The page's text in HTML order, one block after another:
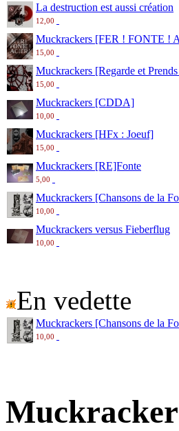
La destruction est aussi création
12,00
Muckrackers [FER ! FONTE !
15,00
Muckrackers [Regarde et
15,00
Muckrackers [CDDA]
10,00
Muckrackers [HFx : Joeuf]
15,00
Muckrackers [RE]Fonte
5,00
Muckrackers [Chansons de la
10,00
Muckrackers versus Fieberflug
10,00
En vedette
Muckrackers [Chansons de la
10,00